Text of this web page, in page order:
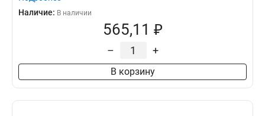
Наличие: В наличии
565,11 ₽
– +
В корзину